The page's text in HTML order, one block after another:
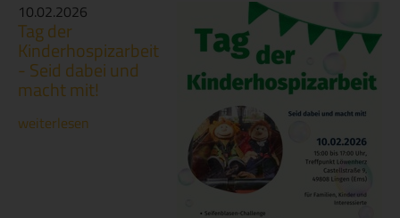
10.02.2026
Tag der
Kinderhospizarbeit
- Seid dabei und
macht mit!
weiterlesen